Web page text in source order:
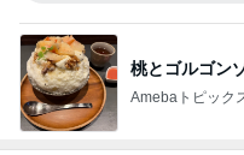
桃とゴルゴン
Amebaトピック